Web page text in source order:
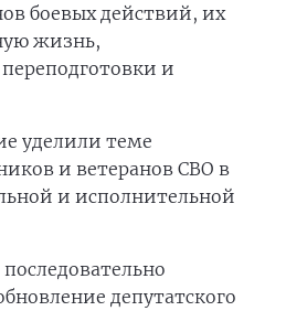
боевых действий, их
жизнь,
и
уделили теме
и ветеранов СВО в
и исполнительной
депутатского